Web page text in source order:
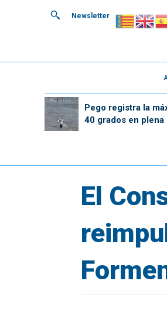
Newsletter
Pego registra la
40 grados en plena
El